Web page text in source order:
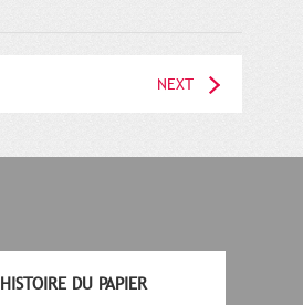
NEXT
HISTOIRE DU PAPIER